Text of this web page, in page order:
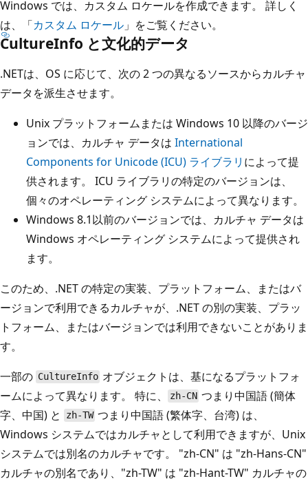
Windows では、カスタム ロケールを作成できます。 詳しく
は、「カスタム ロケール 」をご覧ください。
CultureInfo と文化的データ
.NETは、OS に応じて、次の 2 つの異なるソースからカルチャ
データを派生させます。
Unix プラットフォームまたは Windows 10 以降のバージ
ョンでは、カルチャ データは International
Components for Unicode (ICU) ライブラリ によって提
供されます。 ICU ライブラリの特定のバージョンは、
個々のオペレーティング システムによって異なります。
Windows 8.1以前のバージョンでは、カルチャ データは
Windows オペレーティング システムによって提供され
ます。
このため、.NET の特定の実装、プラットフォーム、またはバ
ージョンで利用できるカルチャが、.NET の別の実装、プラッ
トフォーム、またはバージョンでは利用できないことがありま
す。
一部の CultureInfo オブジェクトは、基になるプラットフォ
ームによって異なります。 特に、
zh-CN つまり中国語 (簡体
字、中国) と
zh-TW つまり中国語 (繁体字、台湾) は、
Windows システムではカルチャとして利用できますが、Unix
システムでは別名のカルチャです。 "zh-CN" は "zh-Hans-CN"
カルチャの別名であり、"zh-TW" は "zh-Hant-TW" カルチャの